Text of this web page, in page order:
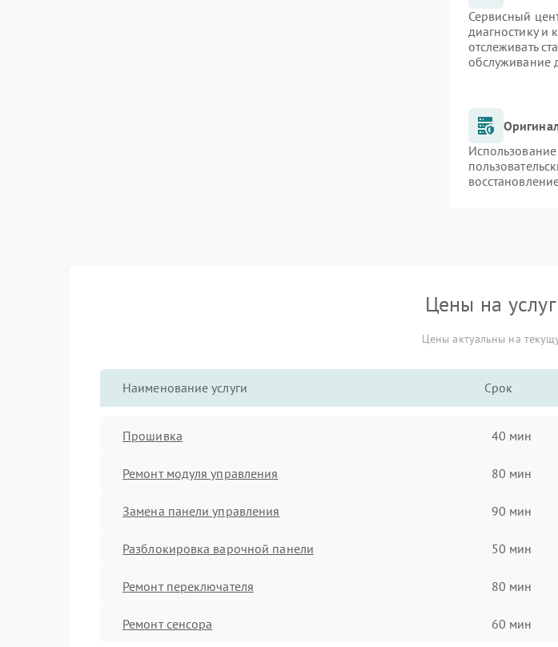
Сервисный
диагностику и
отслеживать
обслуживание
Цены на
Цены актуальны на
Наименование услуги Срок
Прошивка 40 мин
Ремонт модуля управления 80 мин
Замена панели управления 90 мин
Разблокировка варочной панели 50 мин
Ремонт переключателя 80 мин
Ремонт сенсора 60 мин